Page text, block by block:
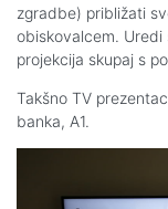
zgradbe) približati
obiskovalcem.
projekcija skupaj s
Takšno TV
banka, A1.